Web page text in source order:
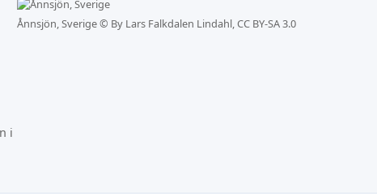
i
Ånnsjön, Sverige © By Lars Falkdalen Lindahl, CC BY-SA 3.0